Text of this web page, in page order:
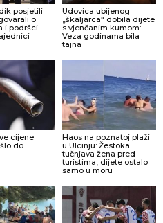
posjetili
o
i podršci
Udovica ubijenog
„škaljarca“ dobila dijete
s vjenčanim kumom:
Veza godinama bila
tajna
cijene
do
Haos na poznatoj plaži
u Ulcinju: Žestoka
tučnjava žena pred
turistima, dijete ostalo
samo u moru